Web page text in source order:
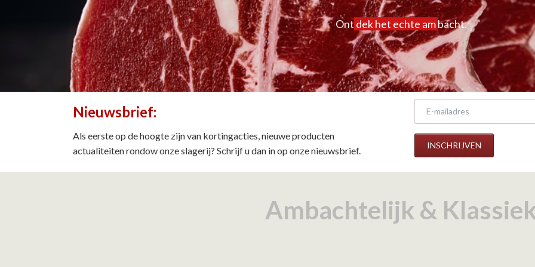
Ontdek het echte ambacht.
Nieuwsbrief:
Als eerste op de hoogte zijn van kortingacties, nieuwe producten
actualiteiten rondow onze slagerij? Schrijf u dan in op onze nieuwsbrief.
mailadres
INSCHRIJVEN
Ambachtelijk &